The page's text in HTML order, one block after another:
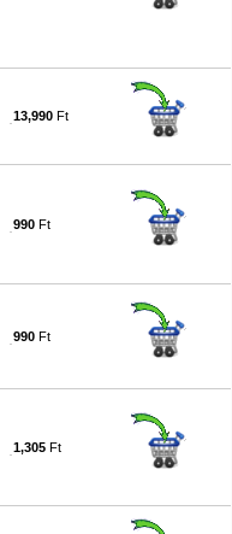
13,990 Ft
990 Ft
990 Ft
1,305 Ft